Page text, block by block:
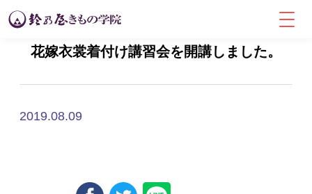
花嫁衣裳着付け講習会を開講しました。
2019.08.09